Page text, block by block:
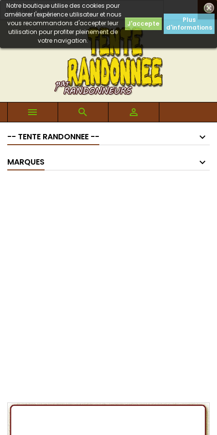

Notre boutique utilise des cookies pour
améliorer l'expérience utilisateur et nous
vous recommandons d'accepter leur
utilisation pour profiter pleinement de
votre navigation.
J'accepte
Plus
d'informations
  
-- TENTE RANDONNEE --
MARQUES